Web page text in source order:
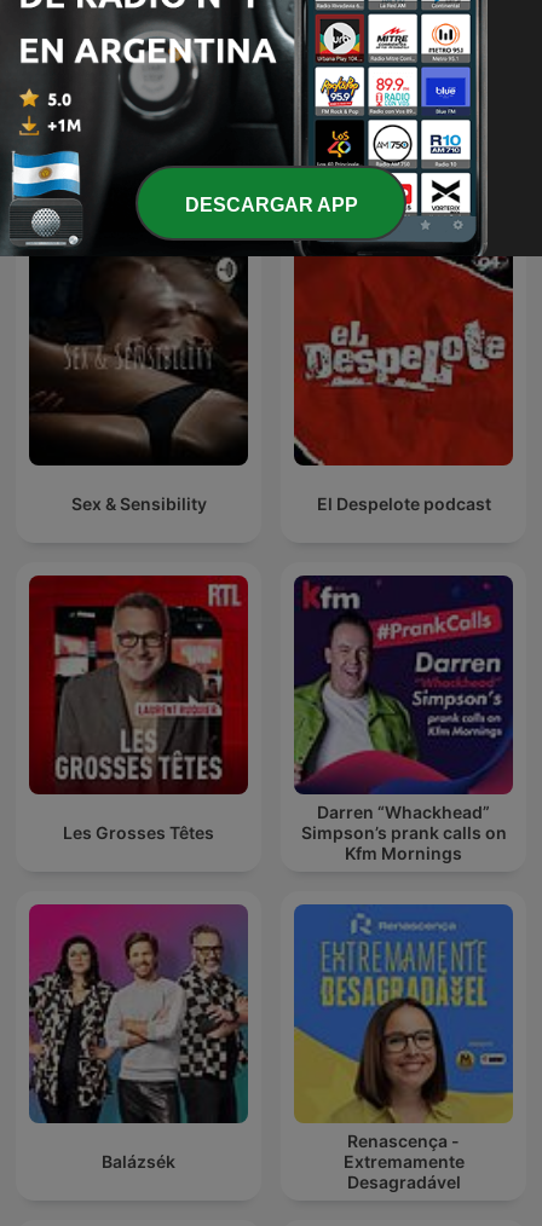
Aislados El Podcast La Cotorrisa
Más podcasts internacionales de Comedia
Sex & Sensibility El Despelote podcast
Les Grosses Têtes
Darren “Whackhead”
Simpson’s prank calls on
Kfm Mornings
Balázsék
Renascença -
Extremamente
Desagradável
DESCARGAR APP